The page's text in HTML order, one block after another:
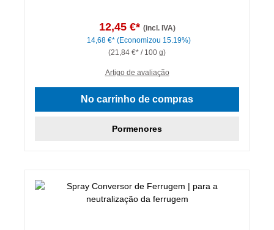
12,45 €* (incl. IVA)
14,68 €* (Economizou 15.19%)
(21,84 €* / 100 g)
Artigo de avaliação
No carrinho de compras
Pormenores